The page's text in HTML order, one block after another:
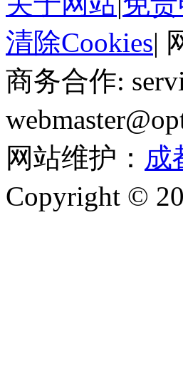
清除Cookies|
商务合作:
网站维护： 成
Copyright ©